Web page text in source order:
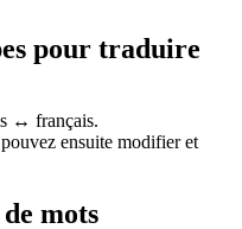
pour traduire
↔ français.
ensuite modifier et
mots